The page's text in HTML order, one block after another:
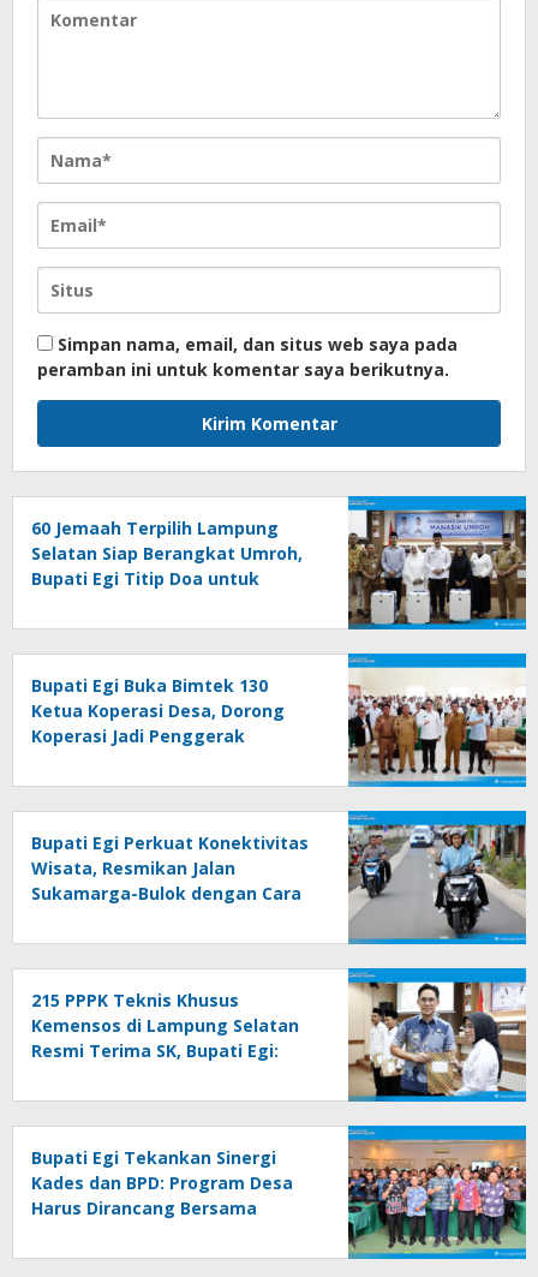
Simpan nama, email, dan situs web saya pada
peramban ini untuk komentar saya berikutnya.
60 Jemaah Terpilih Lampung
Selatan Siap Berangkat Umroh,
Bupati Egi Titip Doa untuk
Bupati Egi Buka Bimtek 130
Ketua Koperasi Desa, Dorong
Koperasi Jadi Penggerak
Bupati Egi Perkuat Konektivitas
Wisata, Resmikan Jalan
Sukamarga-Bulok dengan Cara
215 PPPK Teknis Khusus
Kemensos di Lampung Selatan
Resmi Terima SK, Bupati Egi:
Bekerjalah dengan Hati
Bupati Egi Tekankan Sinergi
Kades dan BPD: Program Desa
Harus Dirancang Bersama